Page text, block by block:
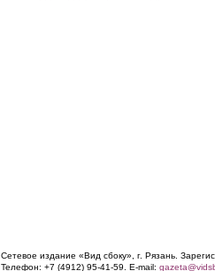
Сетевое издание «Вид сбоку», г. Рязань.
Телефон: +7 (4912) 95-41-59. E-mail: